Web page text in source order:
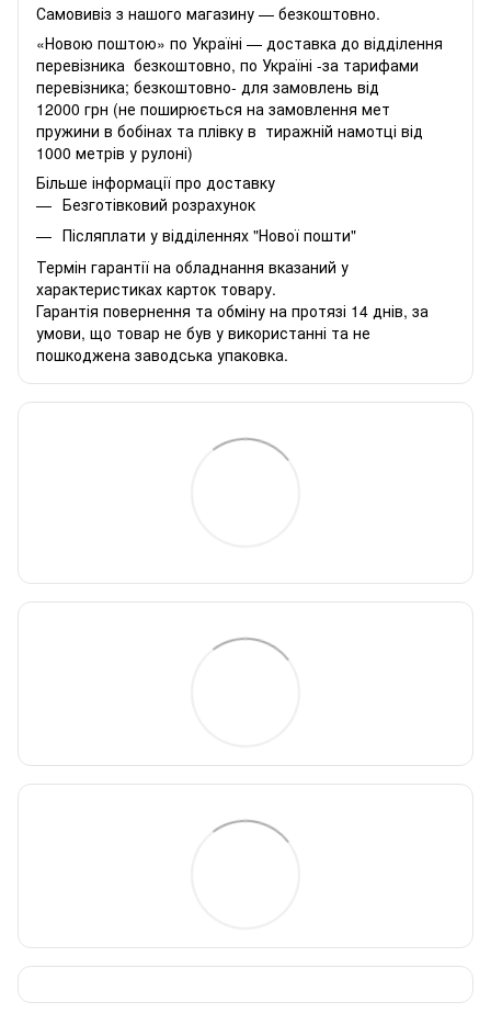
Самовивіз з нашого магазину — безкоштовно.
«Новою поштою» по Україні — доставка до відділення
перевізника безкоштовно, по Україні -за тарифами
перевізника; безкоштовно- для замовлень від
12000 грн (не поширюється на замовлення мет
пружини в бобінах та плівку в тиражній намотці від
1000 метрів у рулоні)
Більше інформації про доставку
Безготівковий розрахунок
Післяплати у відділеннях "Нової пошти"
Термін гарантії на обладнання вказаний у
характеристиках карток товару.
Гарантія повернення та обміну на протязі 14 днів, за
умови, що товар не був у використанні та не
пошкоджена заводська упаковка.